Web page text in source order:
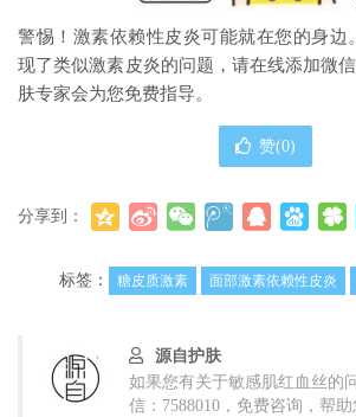
警惕！激素依赖性皮炎可能就在您的身边
现了类似激素皮炎的问题，请在线添加微
肤专家会为您免费指导。
赞(0)
分享到：
标签： 糖皮质激素 面部激素依赖性皮炎
源自护肤
如果您有关于敏感肌红血丝的
信：7588010，免费咨询，帮助